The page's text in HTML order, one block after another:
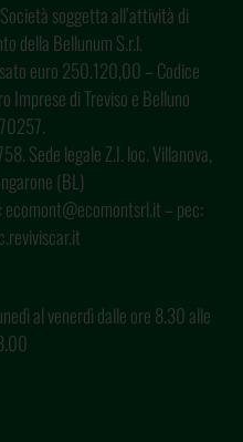
soggetta all’attività di
della Bellunum S.r.l.
euro 250.120,00 – Codice
Imprese di Treviso e Belluno
Sede legale Z.I. loc. Villanova,
(BL)
– pec:
al venerdì dalle ore 8.30 alle